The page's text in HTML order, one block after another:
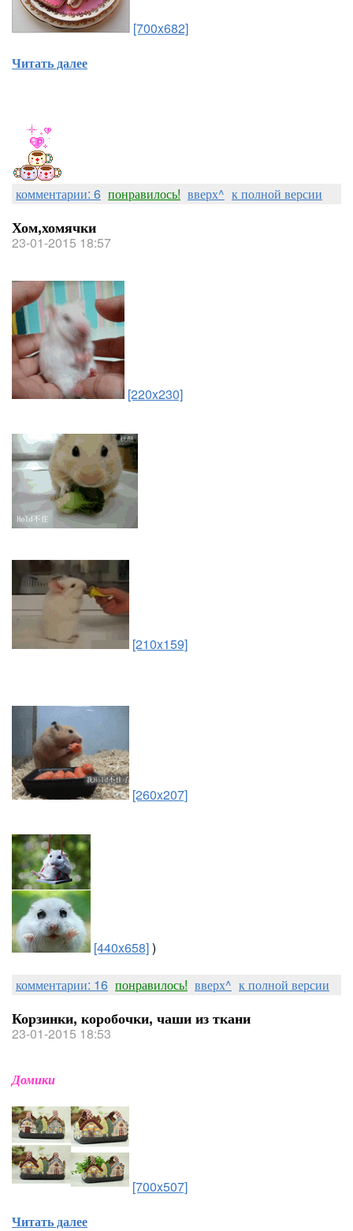
[700x682]
Читать далее
комментарии: 6 понравилось! вверх^ к полной версии
Хом,хомячки
23-01-2015 18:57
[220x230]
[210x159]
[260x207]
[440x658])
комментарии: 16 понравилось! вверх^ к полной версии
Корзинки, коробочки, чаши из ткани
23-01-2015 18:53
Домики
[700x507]
Читать далее